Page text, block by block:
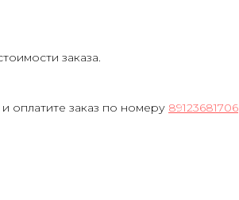
заказа.
оплатите заказ по номеру 89123681706